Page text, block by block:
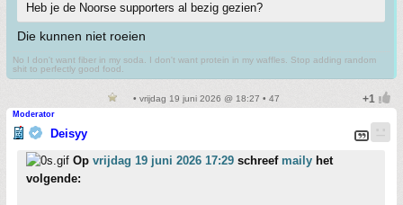
Heb je de Noorse supporters al bezig gezien?
Die kunnen niet roeien
No I don't want fiber in my soda. I don't want protein in my waffles. Stop adding random
shit to perfectly good food.
• vrijdag 19 juni 2026 @ 18:27 • 47
Moderator
Deisyy
Op vrijdag 19 juni 2026 17:29 schreef maily het
volgende: